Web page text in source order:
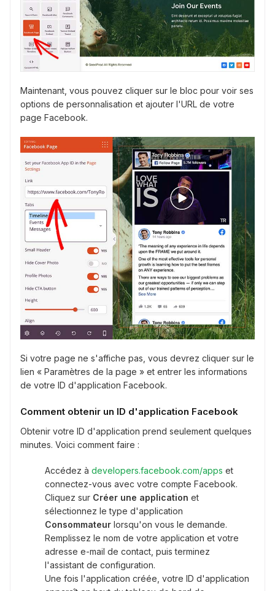
Maintenant, vous pouvez cliquer sur le bloc pour voir ses
options de personnalisation et ajouter l'URL de votre
page Facebook.
Si votre page ne s'affiche pas, vous devrez cliquer sur le
lien « Paramètres de la page » et entrer les informations
de votre ID d'application Facebook.
Comment obtenir un ID d'application Facebook
Obtenir votre ID d'application prend seulement quelques
minutes. Voici comment faire :
Accédez à developers.facebook.com/apps et
connectez-vous avec votre compte Facebook.
Cliquez sur Créer une application et
sélectionnez le type d'application
Consommateur lorsqu'on vous le demande.
Remplissez le nom de votre application et votre
adresse e-mail de contact, puis terminez
l'assistant de configuration.
Une fois l'application créée, votre ID d'application